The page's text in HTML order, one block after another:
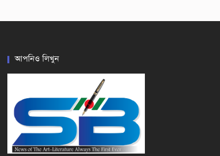
আপনিও লিখুন